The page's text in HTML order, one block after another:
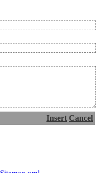
Insert Cancel